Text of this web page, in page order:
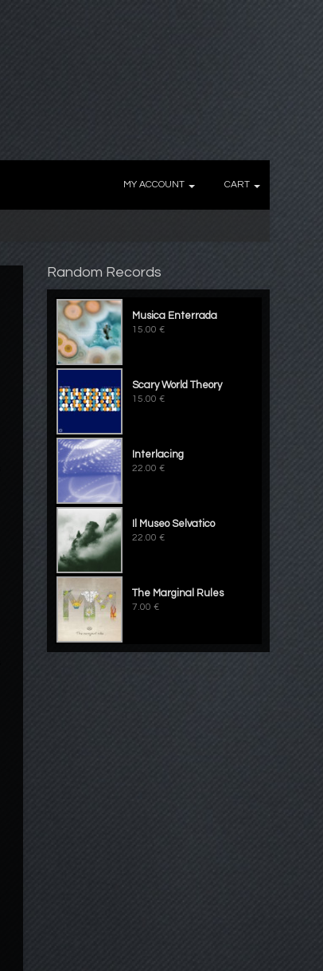
CART
MY ACCOUNT
Random Records
Musica Enterrada
15.00 €
Scary World Theory
15.00 €
Interlacing
22.00 €
Il Museo Selvatico
22.00 €
The Marginal Rules
7.00 €